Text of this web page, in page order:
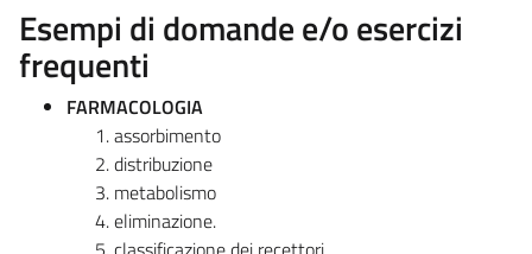
Esempi di domande e/o esercizi
frequenti
FARMACOLOGIA
assorbimento
distribuzione
metabolismo
eliminazione.